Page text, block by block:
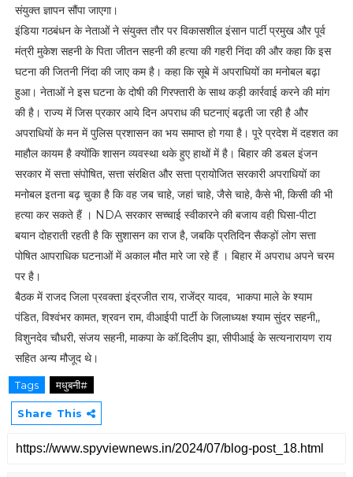
संयुक्त ज्ञापन सौंपा जाएगा।
इंडिया गठबंधन के नेताओं ने संयुक्त तौर पर विकासशील इंसान पार्टी प्रमुख और पूर्व
मंत्री मुकेश सहनी के पिता जीतन सहनी की हत्या की गहरी निंदा की और कहा कि इस
घटना की जितनी निंदा की जाए कम है। कहा कि सूबे में अपराधियों का मनोबल बढ़ा
हुआ। नेताओं ने इस घटना के दोषी की गिरफ्तारी के साथ कड़ी कार्रवाई करने की मांग
की है। राज्य में जिस प्रकार आये दिन अपराध की घटनाएं बढ़ती जा रही है और
अपराधियों के मन में पुलिस प्रशासन का भय समाप्त हो गया है। पूरे प्रदेश में दहशत का
माहौल कायम है क्योंकि शासन व्यवस्था थके हुए हाथों में है। बिहार की डबल इंजन
सरकार में सत्ता संपोषित, सत्ता संरक्षित और सत्ता प्रायोजित सरकारी अपराधियों का
मनोबल इतना बढ़ चुका है कि वह जब चाहे, जहां चाहे, जैसे चाहे, कैसे भी, किसी की भी
हत्या कर सकते हैं । NDA सरकार सच्चाई स्वीकारने की बजाय वही घिसा-पीटा
बयान दोहराती रहती है कि सुशासन का राज है, जबकि प्रतिदिन सैकड़ों लोग सत्ता
पोषित आपराधिक घटनाओं में अकाल मौत मारे जा रहे हैं । बिहार में अपराध अपने चरम
पर है।
बैठक में राजद जिला प्रवक्ता इंद्रजीत राय, राजेंद्र यादव, भाकपा माले के श्याम
पंडित, विश्वंभर कामत, श्रवन राम, वीआईपी पार्टी के जिलाध्यक्ष श्याम सुंदर सहनी,,
विशुनदेव चौधरी, संजय सहनी, माकपा के कॉ.दिलीप झा, सीपीआई के सत्यनारायण राय
सहित अन्य मौजूद थे।
Tags मधुबनी#
Share This